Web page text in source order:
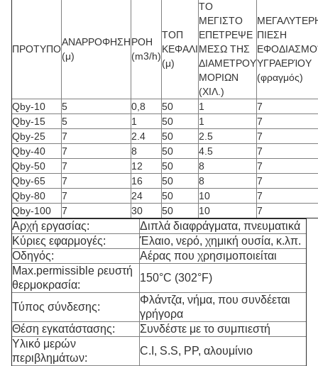
ΠΡΟΤΥΠΟ
ΑΝΑΡΡΟΦΗΣΗ
(μ)
ΡΟΗ
(m3/h)
ΤΟΠ
ΚΕΦΑΛΙ
(μ)
ΤΟ
ΜΕΓΙΣΤΟ
ΕΠΕΤΡΕΨΕ
ΜΕΣΩ ΤΗΣ
ΔΙΑΜΕΤΡΟΥ
ΜΟΡΙΩΝ
(ΧΙΛ.)
ΠΙΕΣΗ
ΥΓΡΑΕΡΊΟΥ
(φραγμός)
Qby-10 5 0,8 50 1
7
Qby-15
5 1 50 1
7
Qby-25
7 2.4 50 2.5
7
Qby-40
7 8 50 4.5
7
Qby-50
7 12 50 8
7
Qby-65
7 16 50 8
7
Qby-80
7 24 50 10
7
Qby-100
7 30 50 10 7
Αρχή εργασίας:
Διπλά διαφράγματα, πνευματικά
Κύριες εφαρμογές:
Έλαιο, νερό, χημική ουσία, κ.λπ.
Οδηγός:
Αέρας που χρησιμοποιείται
Max.permissible ρευστή
θερμοκρασία:
150°C (302°F)
Τύπος σύνδεσης:
Φλάντζα, νήμα, που συνδέεται
γρήγορα
Θέση εγκατάστασης:
Συνδέστε με το συμπιεστή
Υλικό μερών
περιβλημάτων:
C.I, S.S, PP, αλουμίνιο